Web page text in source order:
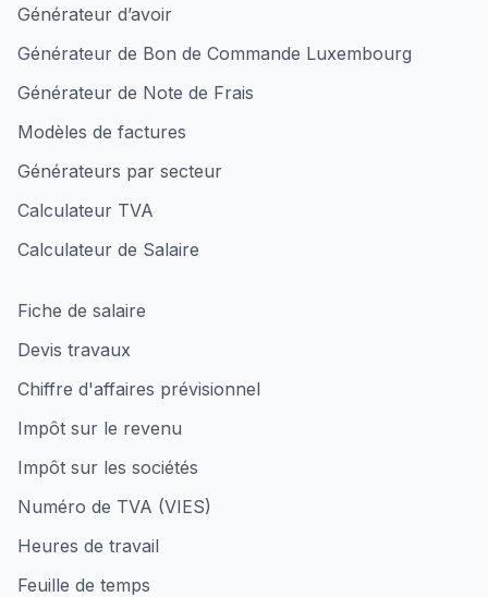
Générateur d’avoir
Générateur de Bon de Commande Luxembourg
Générateur de Note de Frais
Modèles de factures
Générateurs par secteur
Calculateur TVA
Calculateur de Salaire
Fiche de salaire
Devis travaux
Chiffre d'affaires prévisionnel
Impôt sur le revenu
Impôt sur les sociétés
Numéro de TVA (VIES)
Heures de travail
Feuille de temps